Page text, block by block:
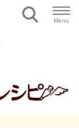
Menu